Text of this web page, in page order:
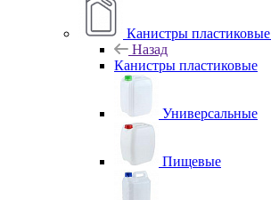
Канистры пластиковые
Назад
Канистры пластиковые
Универсальные
Пищевые